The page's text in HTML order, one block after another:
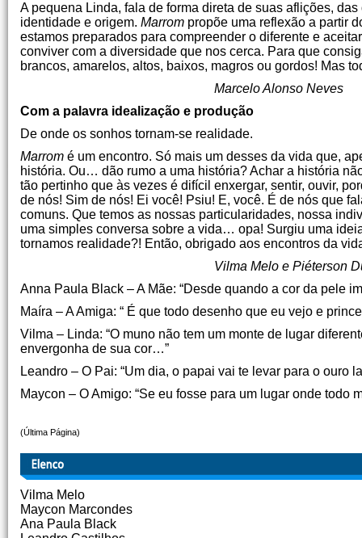
A pequena Linda, fala de forma direta de suas aflições,
identidade e origem. Marrom propõe uma reflexão a partir
estamos preparados para compreender o diferente e
conviver com a diversidade que nos cerca. Para que
brancos, amarelos, altos, baixos, magros ou gordos! Mas
Marcelo Alonso Neves
Com a palavra idealização e produção
De onde os sonhos tornam-se realidade.
Marrom é um encontro. Só mais um desses da vida que,
história. Ou… dão rumo a uma história? Achar a história
tão pertinho que às vezes é difícil enxergar, sentir, ouvir,
de nós! Sim de nós! Ei você! Psiu! E, você. É de nós que
comuns. Que temos as nossas particularidades, nossa
uma simples conversa sobre a vida… opa! Surgiu uma
tornamos realidade?! Então, obrigado aos encontros da
Vilma Melo e Piéterson
Anna Paula Black – A Mãe: “Desde quando a cor da pele
Maíra – A Amiga: “ É que todo desenho que eu vejo e
Vilma – Linda: “O muno não tem um monte de lugar
envergonha de sua cor…”
Leandro – O Pai: “Um dia, o papai vai te levar para o ouro
Maycon – O Amigo: “Se eu fosse para um lugar onde todo
(Última Página)
Vilma Melo
Maycon Marcondes
Ana Paula Black